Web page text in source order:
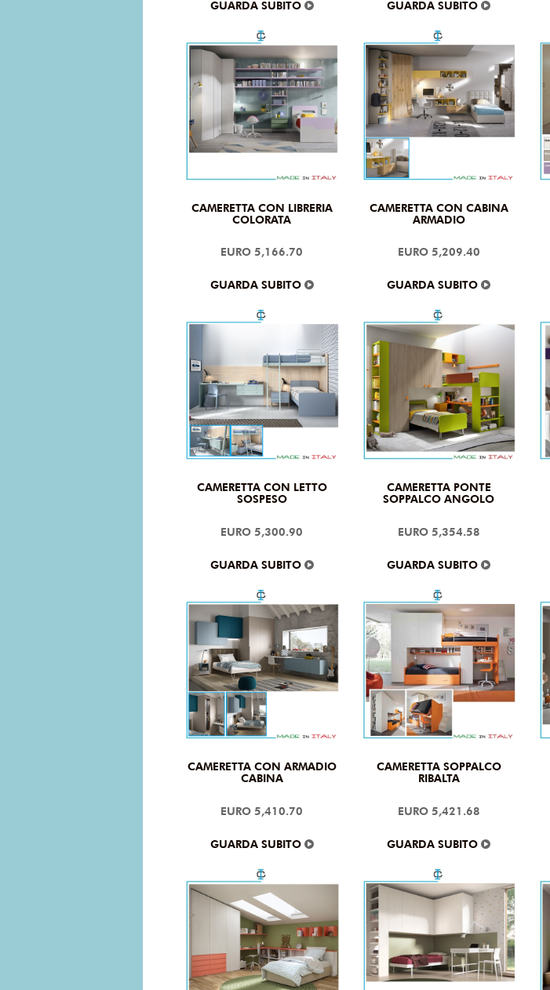
GUARDA SUBITO GUARDA SUBITO
CAMERETTA CON LIBRERIA
COLORATA
EURO 5,166.70
GUARDA SUBITO
CAMERETTA CON CABINA
ARMADIO
EURO 5,209.40
GUARDA SUBITO
CAMERETTA CON LETTO
SOSPESO
EURO 5,300.90
GUARDA SUBITO
CAMERETTA PONTE
SOPPALCO ANGOLO
EURO 5,354.58
GUARDA SUBITO
CAMERETTA CON ARMADIO
CABINA
EURO 5,410.70
GUARDA SUBITO
CAMERETTA SOPPALCO
RIBALTA
EURO 5,421.68
GUARDA SUBITO